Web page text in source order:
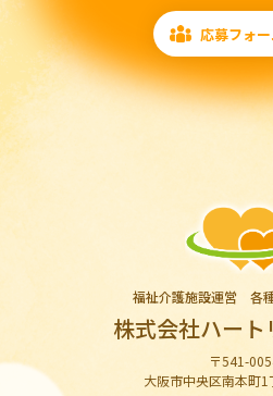
応募フォ
福祉介護施設運営 各
株式会社ハー
〒541-
大阪市中央区南本町